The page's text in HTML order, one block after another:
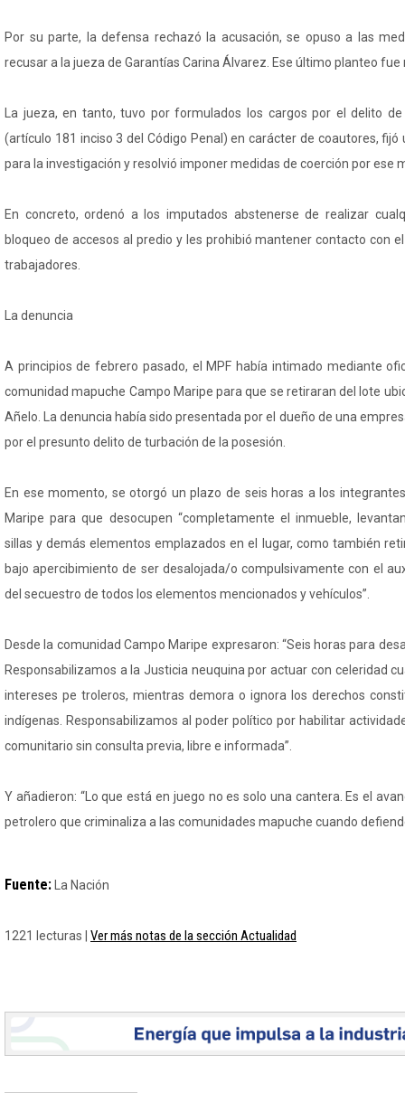
Por su parte, la defensa rechazó la acusación, se opuso a las
recusar a la jueza de Garantías Carina Álvarez. Ese último planteo fue
La jueza, en tanto, tuvo por formulados los cargos por el delito
(artículo 181 inciso 3 del Código Penal) en carácter de coautores,
para la investigación y resolvió imponer medidas de coerción por ese
En concreto, ordenó a los imputados abstenerse de realizar
bloqueo de accesos al predio y les prohibió mantener contacto con
trabajadores.
La denuncia
A principios de febrero pasado, el MPF había intimado mediante
comunidad mapuche Campo Maripe para que se retiraran del lote
Añelo. La denuncia había sido presentada por el dueño de una
por el presunto delito de turbación de la posesión.
En ese momento, se otorgó un plazo de seis horas a los
Maripe para que desocupen “completamente el inmueble,
sillas y demás elementos emplazados en el lugar, como también
bajo apercibimiento de ser desalojada/o compulsivamente con el
del secuestro de todos los elementos mencionados y vehículos”.
Desde la comunidad Campo Maripe expresaron: “Seis horas para
Responsabilizamos a la Justicia neuquina por actuar con celeridad
intereses pe troleros, mientras demora o ignora los derechos
indígenas. Responsabilizamos al poder político por habilitar
comunitario sin consulta previa, libre e informada”.
Y añadieron: “Lo que está en juego no es solo una cantera. Es el
petrolero que criminaliza a las comunidades mapuche cuando
Fuente: La Nación
1221 lecturas | Ver más notas de la sección Actualidad